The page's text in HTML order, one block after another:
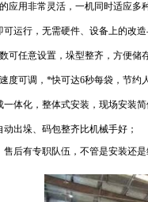
应用非常灵活，一机同时适应
运行，无需硬件、设备上的改造
可任意设置，垛型整齐，方便储
度可调，*快可达6秒每袋，节约
一体化，整体式安装，现场安装
动出垛、码包整齐比机械手好；
售后有专职队伍，不管是安装还